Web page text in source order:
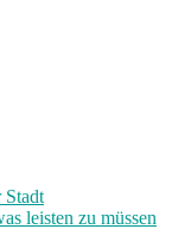
Stadt
leisten zu müssen